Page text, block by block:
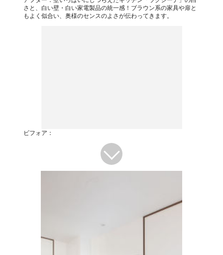
さと、白い壁・白い家電製品の統一感！ブラウン系の家具や扉と
もよく似合い、奥様のセンスのよさが伝わってきます。
ビフォア：